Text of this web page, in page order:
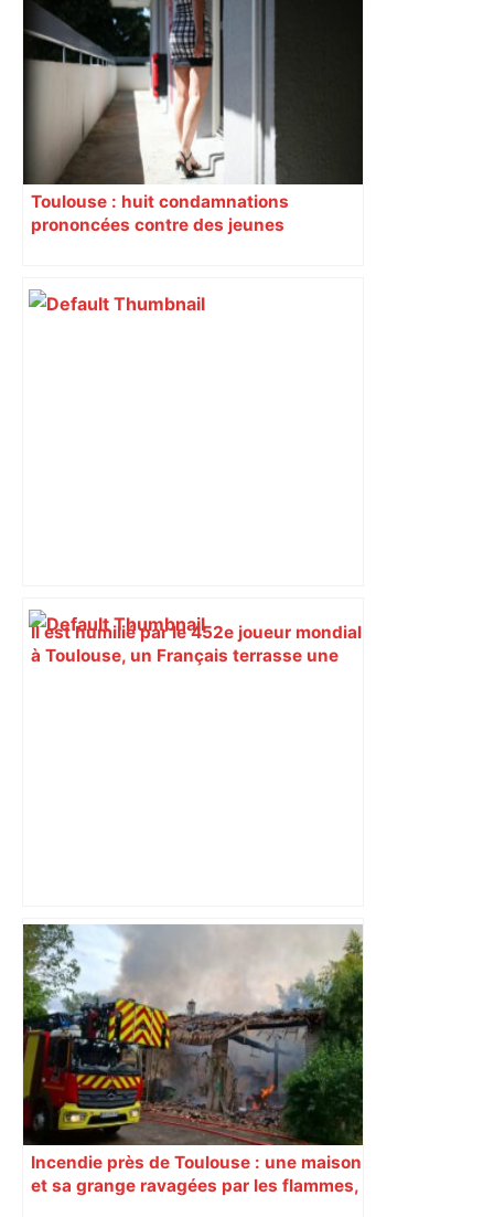
Toulouse : huit condamnations
prononcées contre des jeunes
Il est humilié par le 452e joueur mondial
à Toulouse, un Français terrasse une
Toulouse 2-1 OL : Le débrief complet de
la mauvaise opération lyonnaise – RMC
Sport
Incendie près de Toulouse : une maison
et sa grange ravagées par les flammes,